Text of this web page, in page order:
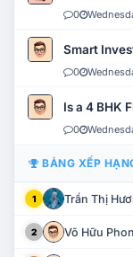
0
Smart
0
Is a 4 BHK
0
BẢNG XẾP
1 Trần Thị
2 Võ Hữu